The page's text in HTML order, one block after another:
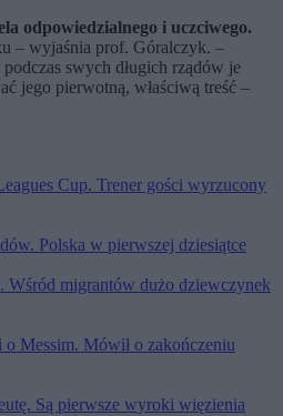
odpowiedzialnego i uczciwego.
– wyjaśnia prof. Góralczyk. –
swych długich rządów je
jego pierwotną, właściwą treść –
Cup. Trener gości wyrzucony
Polska w pierwszej dziesiątce
migrantów dużo dziewczynek
o Messim. Mówił o zakończeniu
Są pierwsze wyroki więzienia